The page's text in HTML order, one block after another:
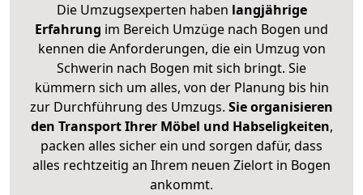
Die Umzugsexperten haben langjährige
Erfahrung im Bereich Umzüge nach Bogen und
kennen die Anforderungen, die ein Umzug von
Schwerin nach Bogen mit sich bringt. Sie
kümmern sich um alles, von der Planung bis hin
zur Durchführung des Umzugs. Sie organisieren
den Transport Ihrer Möbel und Habseligkeiten,
packen alles sicher ein und sorgen dafür, dass
alles rechtzeitig an Ihrem neuen Zielort in Bogen
ankommt.